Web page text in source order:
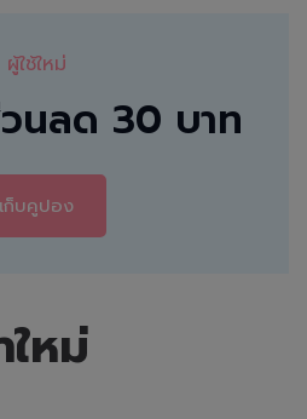
ผู้ใช้ใหม่
นลด 30 บาท
เก็บคูปอง
หม่